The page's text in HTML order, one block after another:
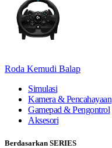
Roda Kemudi Balap
Simulasi
Kamera & Pencahayaan
Gamepad & Pengontrol
Aksesori
Berdasarkan SERIES